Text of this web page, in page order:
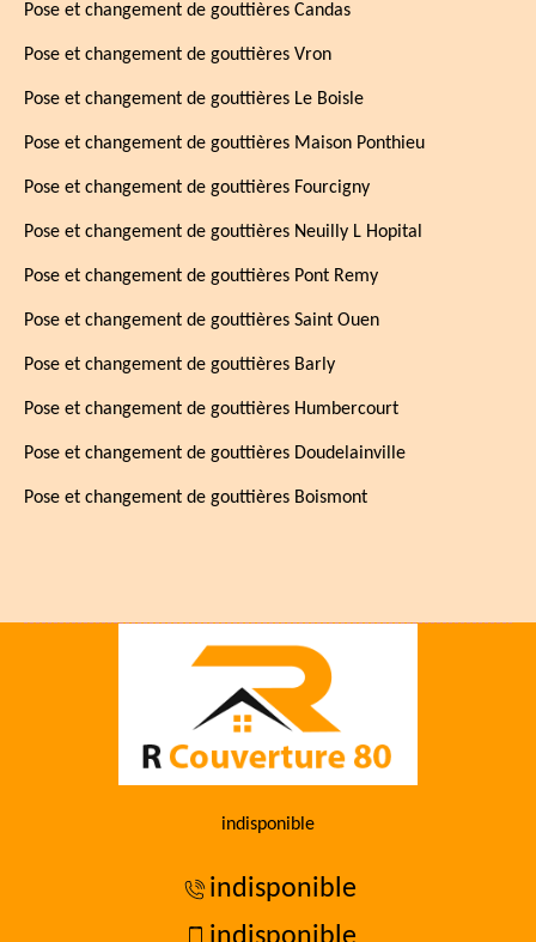
Pose et changement de gouttières Candas
Pose et changement de gouttières Vron
Pose et changement de gouttières Le Boisle
Pose et changement de gouttières Maison Ponthieu
Pose et changement de gouttières Fourcigny
Pose et changement de gouttières Neuilly L Hopital
Pose et changement de gouttières Pont Remy
Pose et changement de gouttières Saint Ouen
Pose et changement de gouttières Barly
Pose et changement de gouttières Humbercourt
Pose et changement de gouttières Doudelainville
Pose et changement de gouttières Boismont
indisponible
indisponible